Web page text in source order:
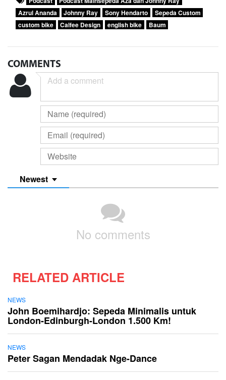
Azrul Ananda
Johnny Ray Sony Hendarto
Sepeda Custom
custom bike
Calfee Design english bike Baum
COMMENTS
Newest
No comments
RELATED ARTICLE
NEWS
John Boemihardjo: Sepeda Minimalis untuk
London-Edinburgh-London 1.500 Km!
NEWS
Peter Sagan Mendadak Nge-Dance